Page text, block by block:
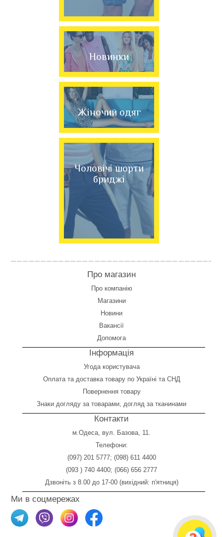
Новинки
Жіночий одяг
Чоловічі шорти
бриджі
Про магазин
Про компанію
Магазини
Новини
Вакансії
Допомога
Інформація
Угода користувача
Оплата та доставка товару по Україні та СНД
Повернення товару
Знаки догляду за товарами, догляд за тканинами
Контакти
м.Одеса, вул. Базова, 11.
Телефони:
(097) 201 5777; (098) 611 4400
(093 ) 740 4400; (066) 656 2777
Дзвоніть з 8.00 до 17-00 (вихідний: п'ятниця)
Ми в соцмережах